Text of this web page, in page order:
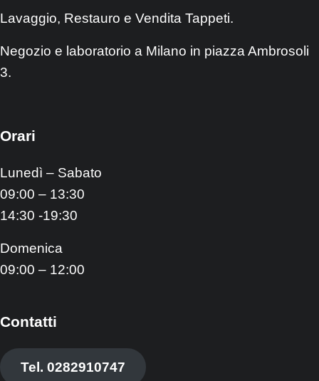
Lavaggio, Restauro e Vendita Tappeti.
Negozio e laboratorio a Milano in piazza Ambrosoli
3.
Orari
Lunedì – Sabato
09:00 – 13:30
14:30 -19:30
Domenica
09:00 – 12:00
Contatti
Tel. 0282910747